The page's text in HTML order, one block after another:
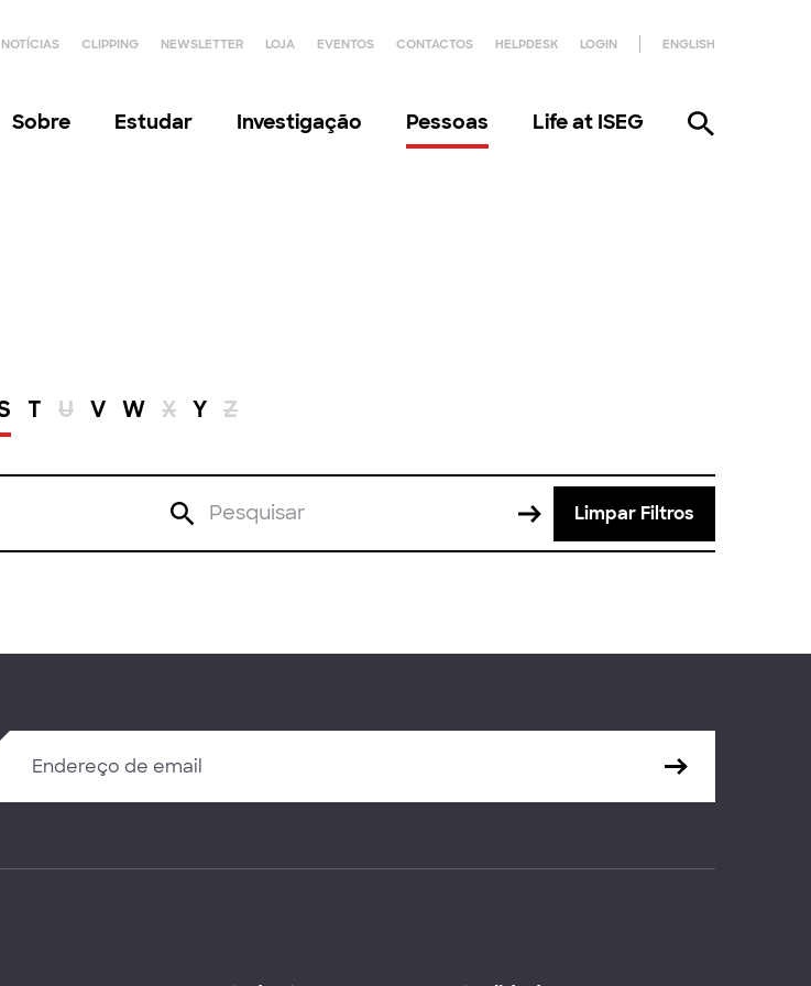
NOTÍCIAS CLIPPING NEWSLETTER LOJA EVENTOS CONTACTOS HELPDESK LOGIN ENGLISH
Sobre Estudar Investigação Pessoas Life at ISEG
T U V W X Y Z
Limpar Filtros